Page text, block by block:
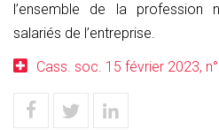
l’ensemble de la profession
salariés de l’entreprise.
Cass. soc. 15 février 2023,